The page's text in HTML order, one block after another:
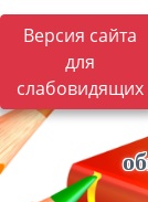
Версия сайта
для
слабовидящих